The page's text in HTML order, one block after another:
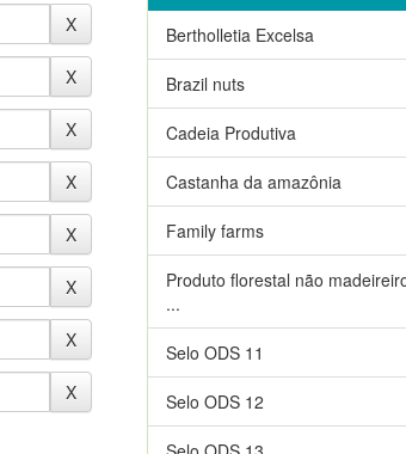
Bertholletia Excelsa
Brazil nuts
Cadeia Produtiva
Castanha da amazônia
Family farms
Produto florestal não
...
Selo ODS 11
Selo ODS 12